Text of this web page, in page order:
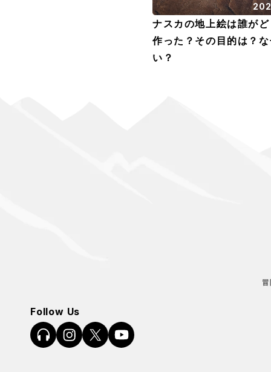
ナスカの地上絵は誰が
作った？その目的は？
い？
Follow Us